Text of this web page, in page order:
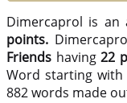
Dimercaprol is an
points.
Friends having22
Word starting with
882 words made